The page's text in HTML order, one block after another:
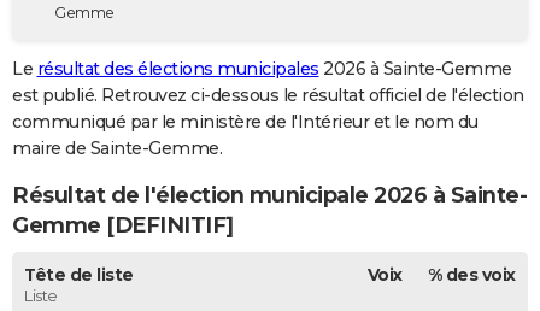
Destinations
City break
Voyage nature
Voyage de noces
Forum
GUIDES D'ACHAT
BONS PLANS
Carte de Noël
Carte Bonne année
Carte Saint-Valentin
Carte Pâques
Carte d'anniversaire
DICTIONNAIRE
Dictionnaire
Biographies
Citations
Expressions
Proverbes
PROGRAMME TV
Gemme
Le résultat des élections municipales 2026 à Sainte-Gemme
est publié. Retrouvez ci-dessous le résultat officiel de l'élection
communiqué par le ministère de l'Intérieur et le nom du
maire de Sainte-Gemme.
Résultat de l'élection municipale 2026 à Sainte-
Gemme [DEFINITIF]
Tête de liste
Liste
Voix % des voix